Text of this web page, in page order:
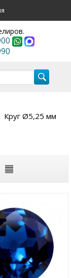
Круг Ø5,25 мм